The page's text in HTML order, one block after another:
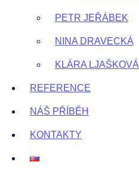
PETR JEŘÁBEK
NINA DRAVECKÁ
KLÁRA LJAŠKOVÁ
REFERENCE
NÁŠ PŘÍBĚH
KONTAKTY